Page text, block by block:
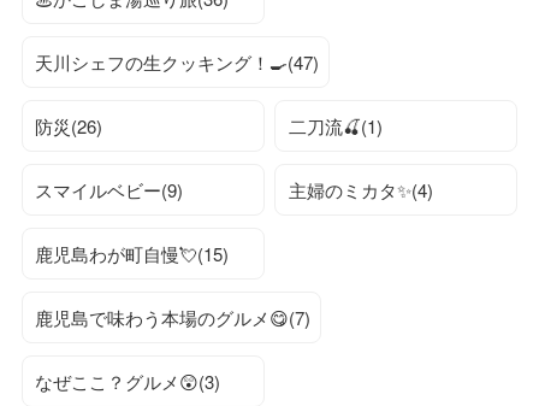
天川シェフの生クッキング！🍳(47)
防災(26) 二刀流🍒(1)
スマイルベビー(9) 主婦のミカタ✨(4)
鹿児島わが町自慢💘(15)
鹿児島で味わう本場のグルメ😋(7)
なぜここ？グルメ😲(3)